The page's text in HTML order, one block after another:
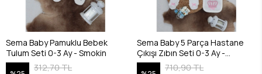
Sema Baby Pamuklu Bebek
Tulum Seti 0-3 Ay - Smokin
312,70 TL
Sema Baby 5 Parça Hastane
Çıkışı Zıbın Seti 0-3 Ay -
Princess710,90 TL